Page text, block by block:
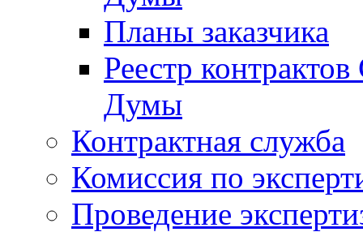
Планы заказчика
Реестр
Думы
Контрактная служба
Комиссия по
Проведение